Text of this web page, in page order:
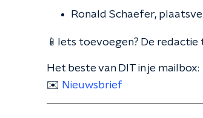
Ronald Schaefer,
📱Iets toevoegen? De redactie
Het beste van DIT in je mailbox:
✉️ Nieuwsbrief